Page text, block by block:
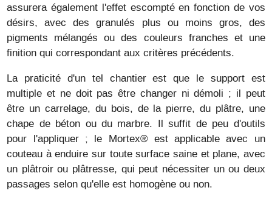
assurera également l'effet escompté en fonction de vos
désirs, avec des granulés plus ou moins gros, des
pigments mélangés ou des couleurs franches et une
finition qui correspondant aux critères précédents.
La praticité d'un tel chantier est que le support est
multiple et ne doit pas être changer ni démoli ; il peut
être un carrelage, du bois, de la pierre, du plâtre, une
chape de béton ou du marbre. Il suffit de peu d'outils
pour l'appliquer ; le Mortex® est applicable avec un
couteau à enduire sur toute surface saine et plane, avec
un plâtroir ou plâtresse, qui peut nécessiter un ou deux
passages selon qu'elle est homogène ou non.